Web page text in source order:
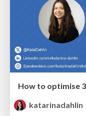
katarinadahlin